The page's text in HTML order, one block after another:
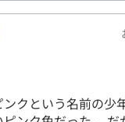
ンクという名前の少